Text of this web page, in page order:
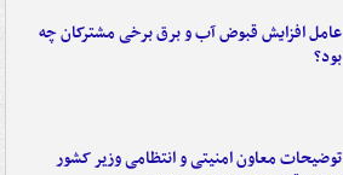
عامل افزایش قبوض آب و برق برخی مشترکان چه
بود؟
توضیحات معاون امنیتی و انتظامی وزیر کشور